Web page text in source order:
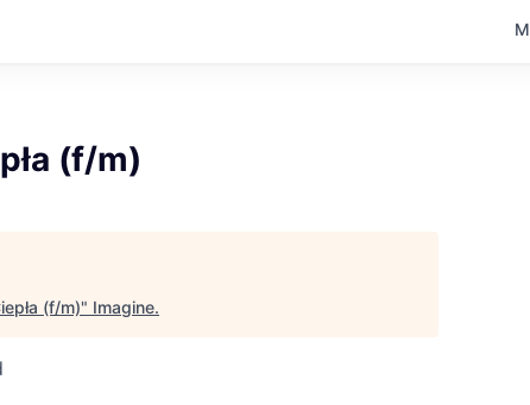
(f/m)
(f/m)" Imagine.